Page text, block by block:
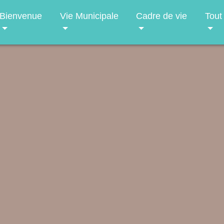
Bienvenue Vie Municipale Cadre de vie